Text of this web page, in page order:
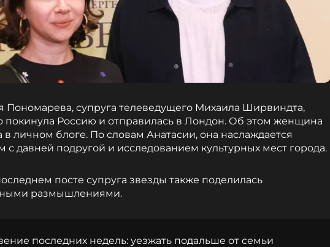
Пономарева, супруга телеведущего Михаила Ширвиндта,
покинула Россию и отправилась в Лондон. Об этом женщина
личном блоге. По словам Анатасии, она наслаждается
давней подругой и исследованием культурных мест города.
посте супруга звезды также поделилась
размышлениями.
последних недель: уезжать подальше от семьи